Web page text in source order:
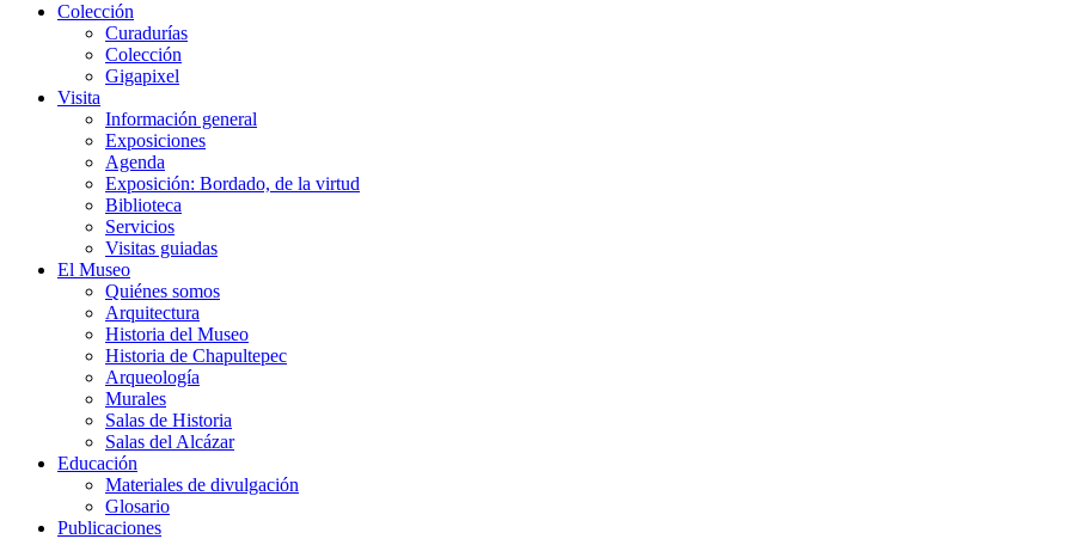
Colección
Curadurías
Colección
Gigapixel
Visita
Información general
Exposiciones
Agenda
Exposición: Bordado, de la virtud
Biblioteca
Servicios
Visitas guiadas
El Museo
Quiénes somos
Arquitectura
Historia del Museo
Historia de Chapultepec
Arqueología
Murales
Salas de Historia
Salas del Alcázar
Educación
Materiales de divulgación
Glosario
Publicaciones